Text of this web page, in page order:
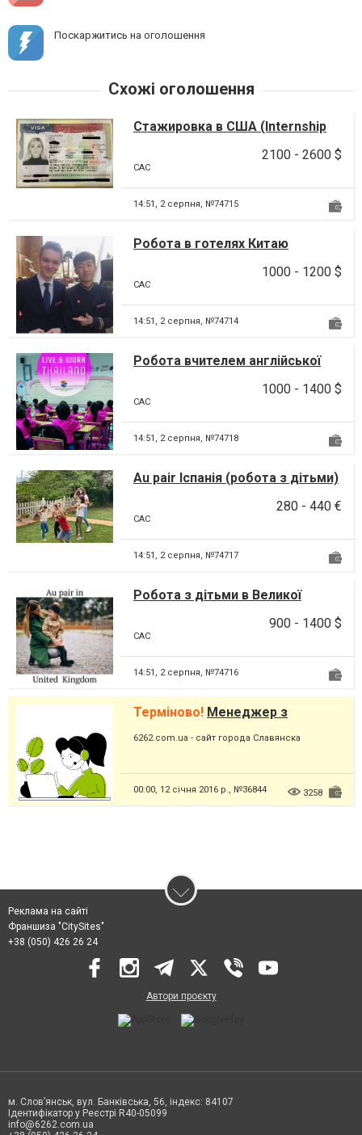
Поскаржитись на оголошення
Схожі оголошення
Стажировка в США (Internship
2100 - 2600 $
CAC
14:51, 2 серпня, №74715
Робота в готелях Китаю
1000 - 1200 $
CAC
14:51, 2 серпня, №74714
Робота вчителем англійської
1000 - 1400 $
CAC
14:51, 2 серпня, №74718
Au pair Іспанія (робота з дітьми)
280 - 440 €
CAC
14:51, 2 серпня, №74717
Робота з дітьми в Великої
900 - 1400 $
CAC
14:51, 2 серпня, №74716
Терміново! Менеджер з
6262.com.ua - сайт города Славянска
00:00, 12 січня 2016 р., №36844 3258
Реклама на сайті
Франшиза "CitySites"
+38 (050) 426 26 24
Автори проєкту
м. Слов’янськ, вул. Банківська, 56, індекс: 84107
Ідентифікатор у Реєстрі R40-05099
info@6262.com.ua